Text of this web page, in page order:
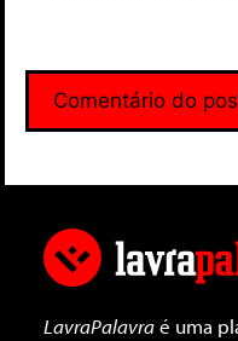
LavraPalavraé uma